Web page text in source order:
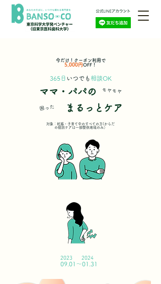
今だけ！クーポン利用で
5,000円OFF！
365日 いつでも相談OK
ママ・パパの モヤモヤ
困った まるっとケア
対象：妊娠・子育て中のすべての方(からだ
の個別ケアは一部提供地域のみ）
2024
2023
09.01～01.31